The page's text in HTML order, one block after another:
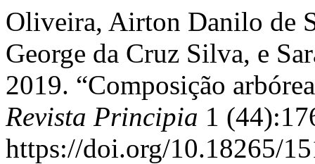
Oliveira, Airton Danilo de
George da Cruz Silva, e
2019. “Composição
Revista Principia 1
https://doi.org/10.18265/